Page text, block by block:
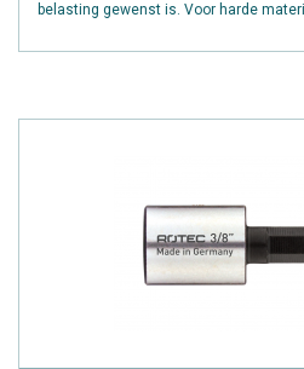
belasting gewenst is. Voor harde